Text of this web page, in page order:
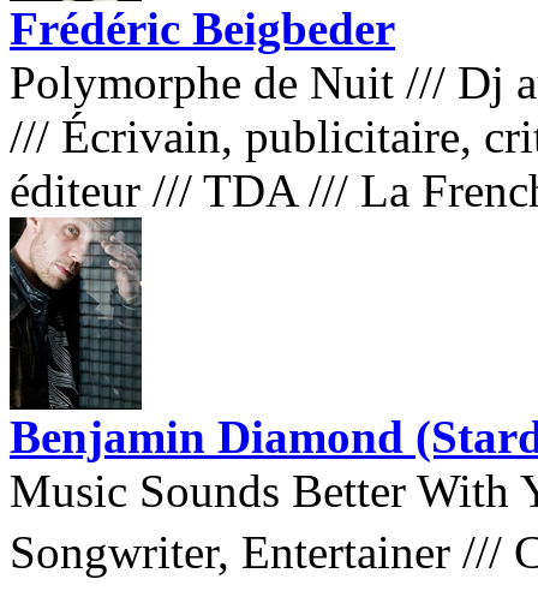
Frédéric Beigbeder
Polymorphe de Nuit /// Dj
/// Écrivain, publicitaire,
éditeur /// TDA /// La
Benjamin Diamond
Music Sounds Better With
Songwriter, Entertainer ///